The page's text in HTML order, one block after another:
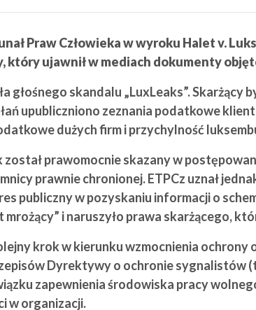
Praw Człowieka w wyroku Halet v.
który ujawnił w mediach dokumenty
głośnego skandalu „LuxLeaks”.
upubliczniono zeznania podatkowe
dużych firm i przychylność
został prawomocnie skazany w
prawnie chronionej. ETPCz uznał
publiczny w pozyskaniu informacji o
mrożący” i naruszyło prawa skarżącego,
krok w kierunku wzmocnienia ochrony
Dyrektywy o ochronie sygnalistów
zapewnienia środowiska pracy
w organizacji.